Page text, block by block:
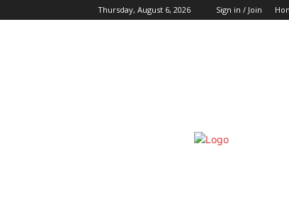
Thursday, August 6, 2026 Sign in / Join